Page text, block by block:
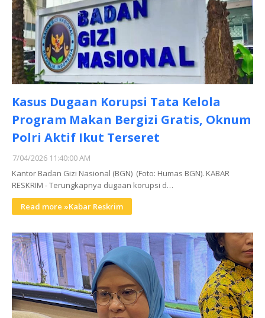
Kasus Dugaan Korupsi Tata Kelola
Program Makan Bergizi Gratis, Oknum
Polri Aktif Ikut Terseret
7/04/2026 11:40:00 AM
Kantor Badan Gizi Nasional (BGN) (Foto: Humas BGN). KABAR
RESKRIM - Terungkapnya dugaan korupsi d…
Read more »Kabar Reskrim